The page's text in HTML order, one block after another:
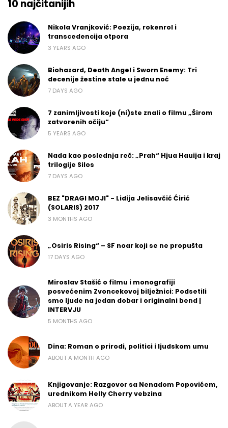
10 najčitanijih
Nikola Vranjković: Poezija, rokenrol i
transcedencija otpora
3 YEARS AGO
Biohazard, Death Angel i Sworn Enemy: Tri
decenije žestine stale u jednu noć
7 DAYS AGO
7 zanimljivosti koje (ni)ste znali o filmu „Širom
zatvorenih očiju“
5 YEARS AGO
Nada kao poslednja reč: „Prah“ Hjua Hauija i kraj
trilogije Silos
7 DAYS AGO
BEZ "DRAGI MOJI" - Lidija Jelisavčić Ćirić
(SOLARIS) 2017
3 MONTHS AGO
„Osiris Rising“ – SF noar koji se ne propušta
17 DAYS AGO
Miroslav Stašić o filmu i monografiji
posvećenim Zvoncekovoj bilježnici: Podsetili
smo ljude na jedan dobar i originalni bend |
INTERVJU
5 MONTHS AGO
Dina: Roman o prirodi, politici i ljudskom umu
ABOUT A MONTH AGO
Knjigovanje: Razgovor sa Nenadom Popovićem,
urednikom Helly Cherry vebzina
ABOUT A YEAR AGO